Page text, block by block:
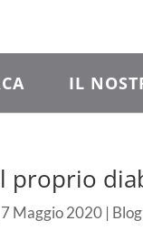
IL
proprio
7 Maggio 2020 |